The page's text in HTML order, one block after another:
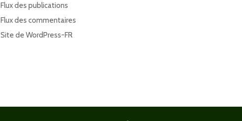
Flux des publications
Flux des commentaires
Site de WordPress-FR